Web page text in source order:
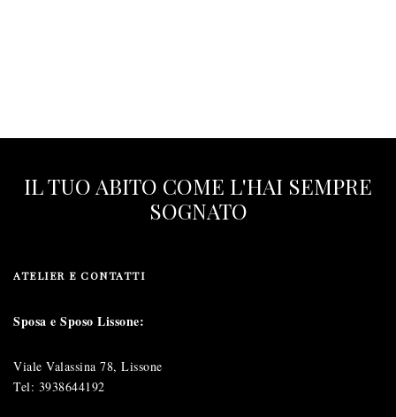
IL TUO ABITO COME L'HAI SEMPRE
SOGNATO
ATELIER E CONTATTI
Sposa e Sposo Lissone:
Viale Valassina 78, Lissone
Tel: 3938644192